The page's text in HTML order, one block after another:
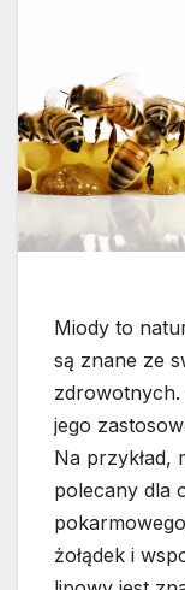
Miody to
są znane ze
zdrowotnych.
jego
Na przykład,
polecany dla
żołądek i